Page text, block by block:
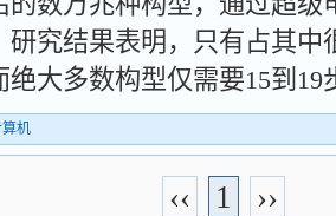
研究结果表明，只有占其中
绝大多数构型仅需要15到
机
‹‹ 1 ››